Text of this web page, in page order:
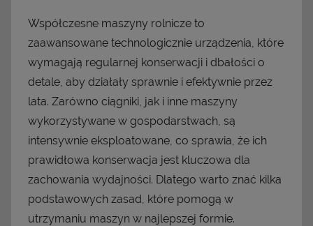
Współczesne maszyny rolnicze to
zaawansowane technologicznie urządzenia, które
wymagają regularnej konserwacji i dbałości o
detale, aby działały sprawnie i efektywnie przez
lata. Zarówno ciągniki, jak i inne maszyny
wykorzystywane w gospodarstwach, są
intensywnie eksploatowane, co sprawia, że ich
prawidłowa konserwacja jest kluczowa dla
zachowania wydajności. Dlatego warto znać kilka
podstawowych zasad, które pomogą w
utrzymaniu maszyn w najlepszej formie.